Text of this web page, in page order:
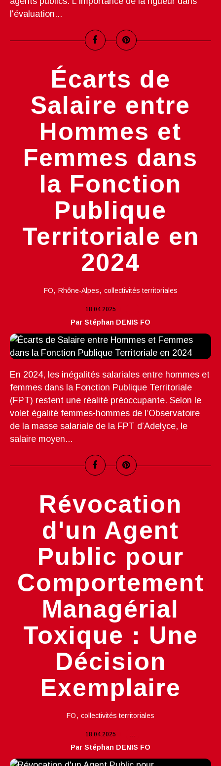
l'évaluation...
Écarts de
Salaire entre
Hommes et
Femmes dans
la Fonction
Publique
Territoriale en
2024
FO, Rhône-Alpes, collectivités territoriales
18.04.2025 …
Par Stéphan DENIS FO
En 2024, les inégalités salariales entre hommes et
femmes dans la Fonction Publique Territoriale
(FPT) restent une réalité préoccupante. Selon le
volet égalité femmes-hommes de l’Observatoire
de la masse salariale de la FPT d’Adelyce, le
salaire moyen...
Révocation
d'un Agent
Public pour
Comportement
Managérial
Toxique : Une
Décision
Exemplaire
FO, collectivités territoriales
18.04.2025 …
Par Stéphan DENIS FO